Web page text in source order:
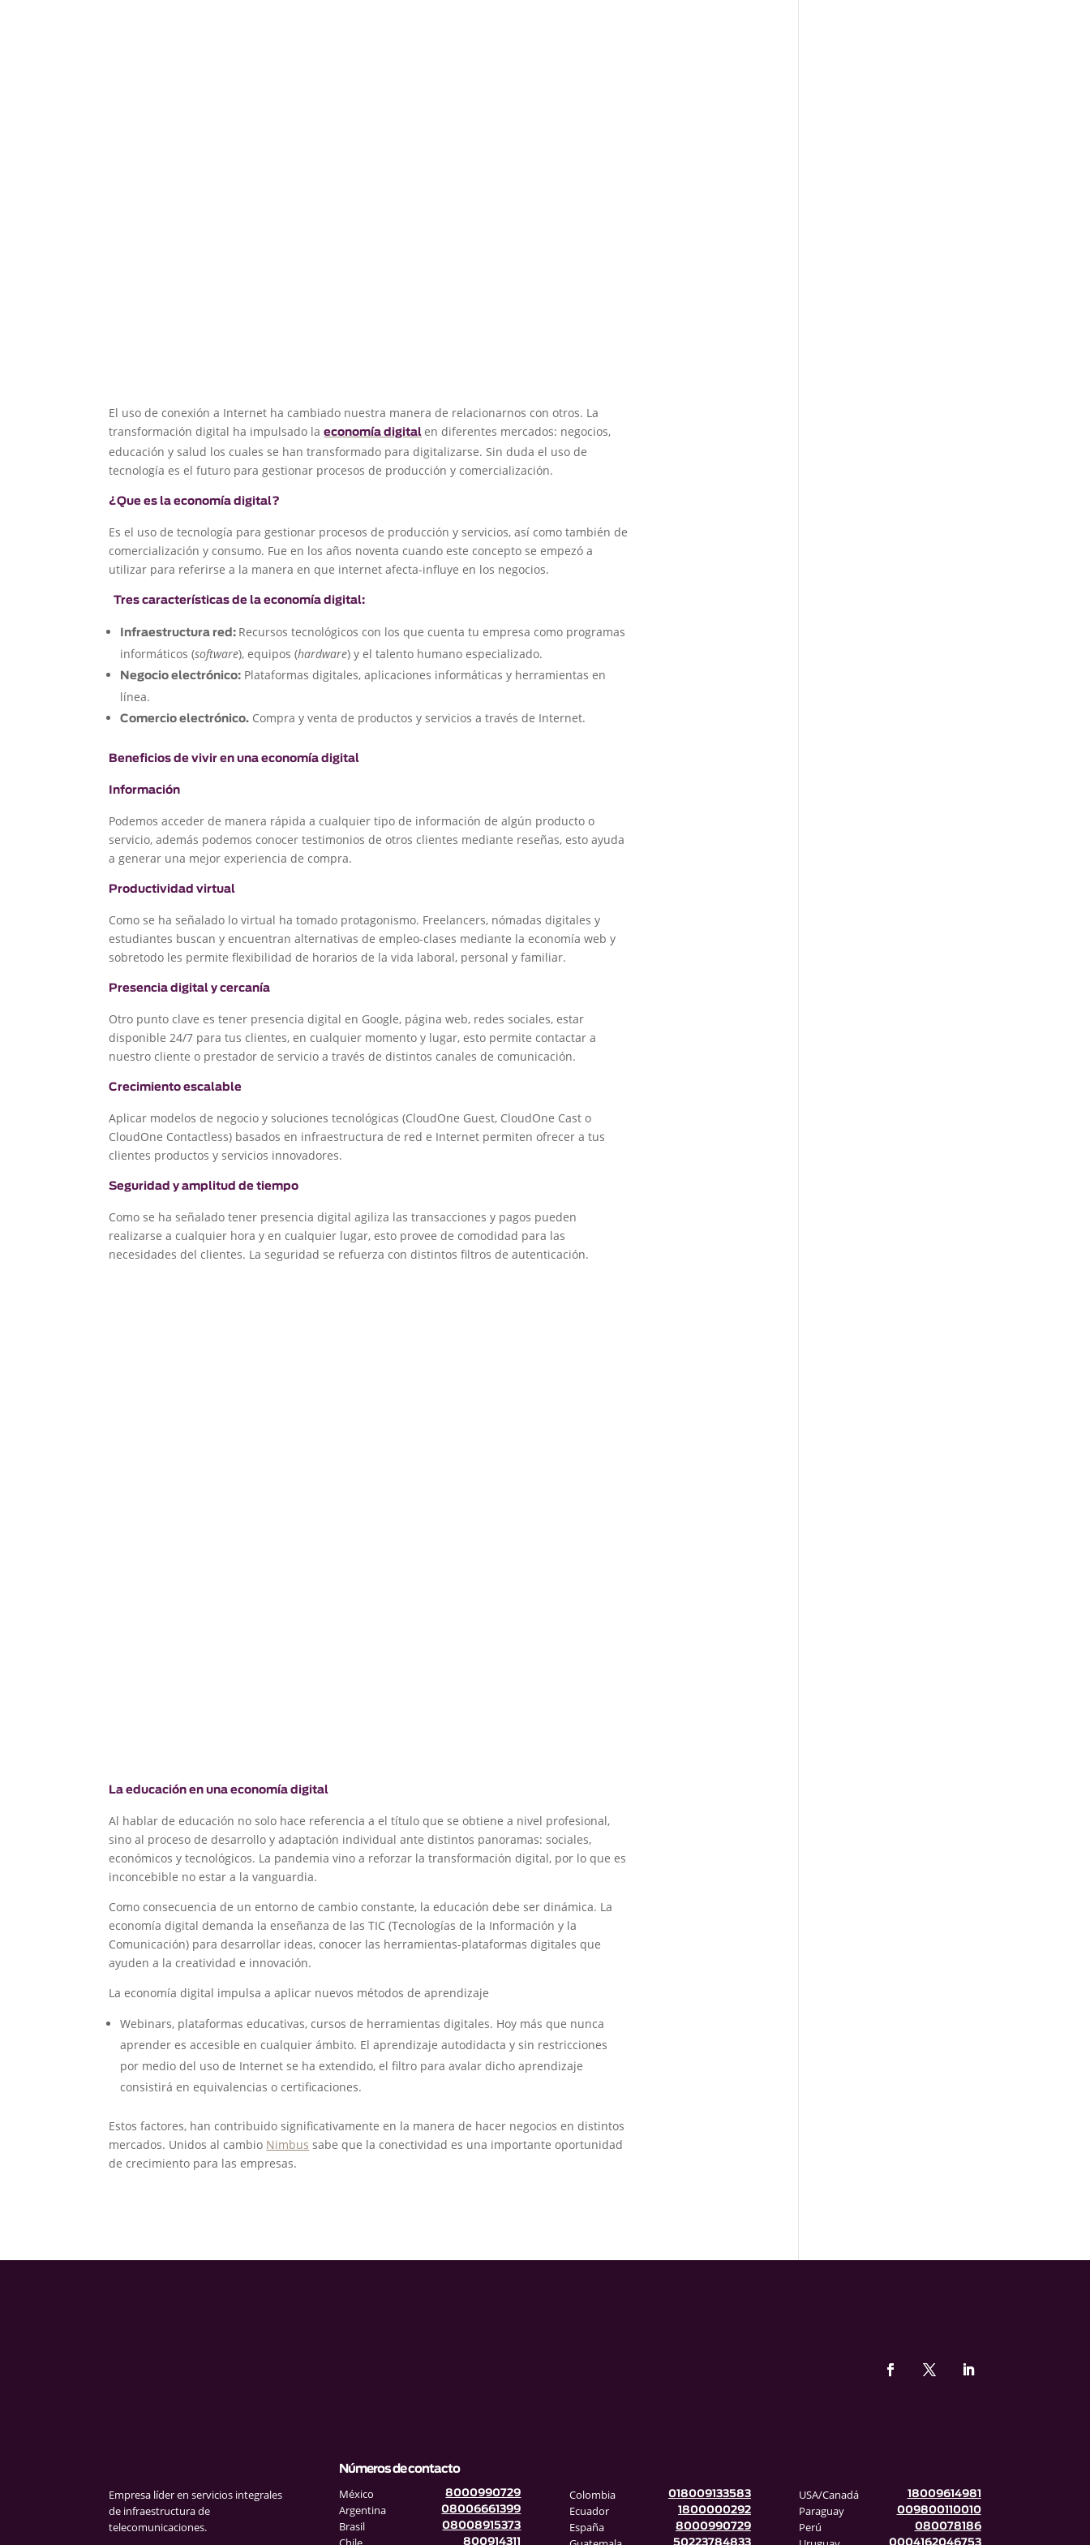
El uso de conexión a Internet ha cambiado nuestra manera de relacionarnos con otros. La
transformación digital ha impulsado laeconomía digital en diferentes mercados: negocios,
educación y salud los cuales se han transformado para digitalizarse. Sin duda el uso de
tecnología es el futuro para gestionar procesos de producción y comercialización.
¿Que es la economía digital?
Es el uso de tecnología para gestionar procesos de producción y servicios, así como también de
comercialización y consumo. Fue en los años noventa cuando este concepto se empezó a
utilizar para referirse a la manera en que internet afecta-influye en los negocios.
Tres características de la economía digital:
Infraestructura red: Recursos tecnológicos con los que cuenta tu empresa como programas
informáticos (software), equipos (hardware) y el talento humano especializado.
Negocio electrónico: Plataformas digitales, aplicaciones informáticas y herramientas en
línea.
Comercio electrónico. Compra y venta de productos y servicios a través de Internet.
Beneficios de vivir en una economía digital
Información
Podemos acceder de manera rápida a cualquier tipo de información de algún producto o
servicio, además podemos conocer testimonios de otros clientes mediante reseñas, esto ayuda
a generar una mejor experiencia de compra.
Productividad virtual
Como se ha señalado lo virtual ha tomado protagonismo. Freelancers, nómadas digitales y
estudiantes buscan y encuentran alternativas de empleo-clases mediante la economía web y
sobretodo les permite flexibilidad de horarios de la vida laboral, personal y familiar.
Presencia digital y cercanía
Otro punto clave es tener presencia digital en Google, página web, redes sociales, estar
disponible 24/7 para tus clientes, en cualquier momento y lugar, esto permite contactar a
nuestro cliente o prestador de servicio a través de distintos canales de comunicación.
Crecimiento escalable
Aplicar modelos de negocio y soluciones tecnológicas (CloudOne Guest, CloudOne Cast o
CloudOne Contactless) basados en infraestructura de red e Internet permiten ofrecer a tus
clientes productos y servicios innovadores.
Seguridad y amplitud de tiempo
Como se ha señalado tener presencia digital agiliza las transacciones y pagos pueden
realizarse a cualquier hora y en cualquier lugar, esto provee de comodidad para las
necesidades del clientes. La seguridad se refuerza con distintos filtros de autenticación.
La educación en una economía digital
Al hablar de educación no solo hace referencia a el título que se obtiene a nivel profesional,
sino al proceso de desarrollo y adaptación individual ante distintos panoramas: sociales,
económicos y tecnológicos. La pandemia vino a reforzar la transformación digital, por lo que es
inconcebible no estar a la vanguardia.
Como consecuencia de un entorno de cambio constante, la educación debe ser dinámica. La
economía digital demanda la enseñanza de las TIC (Tecnologías de la Información y la
Comunicación) para desarrollar ideas, conocer las herramientas-plataformas digitales que
ayuden a la creatividad e innovación.
La economía digital impulsa a aplicar nuevos métodos de aprendizaje
Webinars, plataformas educativas, cursos de herramientas digitales. Hoy más que nunca
aprender es accesible en cualquier ámbito. El aprendizaje autodidacta y sin restricciones
por medio del uso de Internet se ha extendido, el filtro para avalar dicho aprendizaje
consistirá en equivalencias o certificaciones.
Estos factores, han contribuido significativamente en la manera de hacer negocios en distintos
mercados. Unidos al cambio Nimbus sabe que la conectividad es una importante oportunidad
de crecimiento para las empresas.
Empresa líder en servicios integrales
de infraestructura de
telecomunicaciones.
Números de contacto
México 8000990729
Argentina 08006661399
Brasil 08008915373
800914311
Colombia 018009133583
Ecuador 1800000292
España 8000990729
50223784833
USA/Canadá 18009614981
Paraguay 009800110010
Perú 080078186
0004162046753